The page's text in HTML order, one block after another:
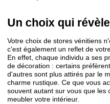
Un choix qui
Votre choix de stores vénitiens
c'est également un reflet de
En effet, chaque individu a ses
de décoration : certains
d'autres sont plus attirés par le
charme rustique. Ce que vous
souvent autant sur vous que les
meubler votre intérieur.